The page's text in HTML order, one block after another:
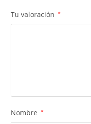
Tu valoración *
Nombre *